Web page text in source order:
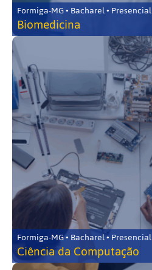
Formiga-MG • Bacharel • Presencial
Biomedicina
Formiga-MG • Bacharel • Presencial
Ciência da Computação